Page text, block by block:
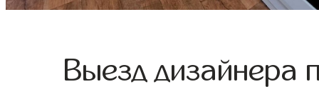
Выезд дизайнера